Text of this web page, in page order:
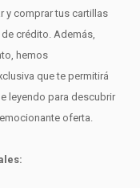
y comprar tus cartillas
crédito. Además,
hemos
que te permitirá
leyendo para descubrir
oferta.